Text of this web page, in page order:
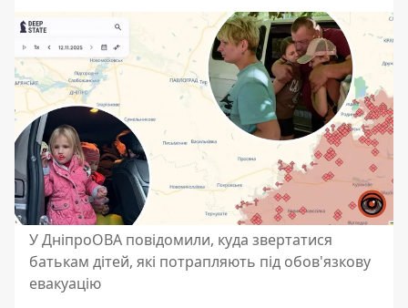
У ДніпроОВА повідомили, куда звертатися
батькам дітей, які потрапляють під обов'язкову
евакуацію